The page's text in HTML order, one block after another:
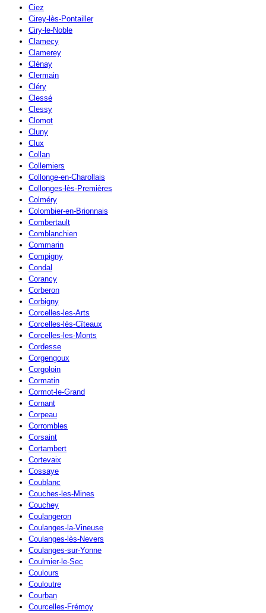
Ciez
Cirey-lès-Pontailler
Ciry-le-Noble
Clamecy
Clamerey
Clénay
Clermain
Cléry
Clessé
Clessy
Clomot
Cluny
Clux
Collan
Collemiers
Collonge-en-Charollais
Collonges-lès-Premières
Colméry
Colombier-en-Brionnais
Combertault
Comblanchien
Commarin
Compigny
Condal
Corancy
Corberon
Corbigny
Corcelles-les-Arts
Corcelles-lès-Cîteaux
Corcelles-les-Monts
Cordesse
Corgengoux
Corgoloin
Cormatin
Cormot-le-Grand
Cornant
Corpeau
Corrombles
Corsaint
Cortambert
Cortevaix
Cossaye
Coublanc
Couches-les-Mines
Couchey
Coulangeron
Coulanges-la-Vineuse
Coulanges-lès-Nevers
Coulanges-sur-Yonne
Coulmier-le-Sec
Coulours
Couloutre
Courban
Courcelles-Frémoy